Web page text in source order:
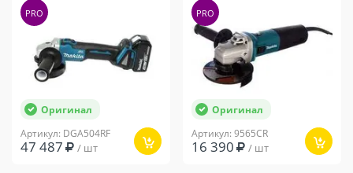
PRO
Оригинал
Артикул: DGA504RF
47 487 / шт
PRO
Оригинал
Артикул: 9565CR
16 390 / шт